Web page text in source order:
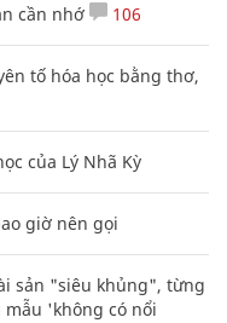
cần nhớ 106
tố hóa học bằng thơ,
của Lý Nhã Kỳ
giờ nên gọi
sản "siêu khủng", từng
'không có nổi